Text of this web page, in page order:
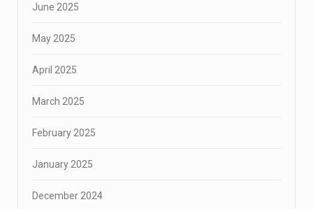
June 2025
May 2025
April 2025
March 2025
February 2025
January 2025
December 2024